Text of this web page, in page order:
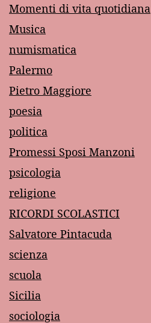
Momenti di vita quotidiana
Musica
numismatica
Palermo
Pietro Maggiore
poesia
politica
Promessi Sposi Manzoni
psicologia
religione
RICORDI SCOLASTICI
Salvatore Pintacuda
scienza
scuola
Sicilia
sociologia